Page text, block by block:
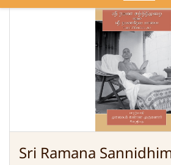
Sri Ramana